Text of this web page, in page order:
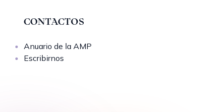
CONTACTOS
Anuario de la AMP
Escribirnos